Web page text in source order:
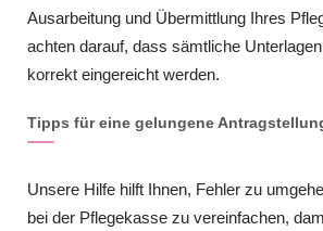
Ausarbeitung und Übermittlung Ihres
achten darauf, dass sämtliche
korrekt eingereicht werden.
Tipps für eine gelungene
Unsere Hilfe hilft Ihnen, Fehler zu
bei der Pflegekasse zu vereinfachen,